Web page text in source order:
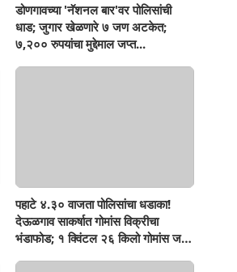
डोणगावच्या 'नॅशनल बार'वर पोलिसांची
धाड; जुगार खेळणारे ७ जण अटकेत;
७,२०० रुपयांचा मुद्देमाल जप्त...
पहाटे ४.३० वाजता पोलिसांचा धडाका!
देऊळगाव साकर्षात गोमांस विक्रीचा
भंडाफोड; १ क्विंटल २६ किलो गोमांस जप्त,